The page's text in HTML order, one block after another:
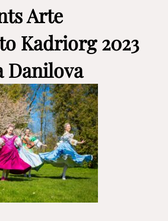
Arte
Kadriorg 2023
Danilova